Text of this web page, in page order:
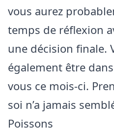
vous aurez
temps de réflexion
une décision finale.
également être
vous ce mois-ci.
soi n’a jamais
Poissons